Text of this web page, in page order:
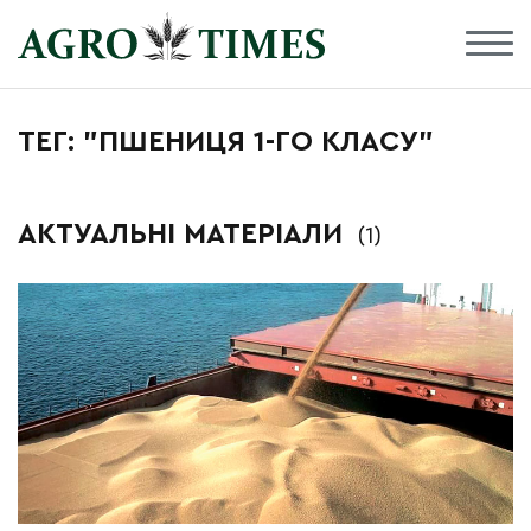
ТЕГ: "ПШЕНИЦЯ 1-ГО КЛАСУ"
АКТУАЛЬНІ МАТЕРІАЛИ (1)